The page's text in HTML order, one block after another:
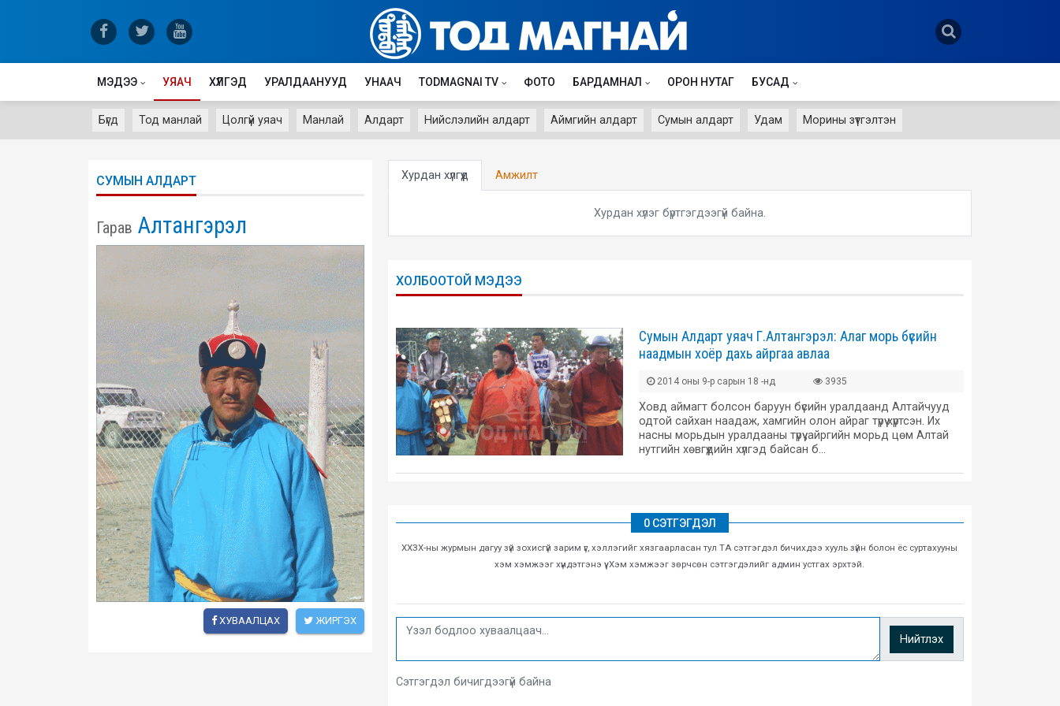
МЭДЭЭ УЯАЧ ХҮЛГЭД УРАЛДААНУУД УНААЧ TODMAGNAI TV ФОТО БАРДАМНАЛ ОРОН НУТАГ БУСАД
Бүгд Тод манлай Цолгүй уяач Манлай Алдарт Нийслэлийн алдарт Аймгийн алдарт Сумын алдарт Удам Морины зүтгэлтэн
СУМЫН АЛДАРТ
Гарав Алтангэрэл
ХУВААЛЦАХ ЖИРГЭХ
Хурдан хүлгүүд Амжилт
Хурдан хүлэг бүртгэгдээгүй байна.
ХОЛБООТОЙ МЭДЭЭ
Сумын Алдарт уяач Г.Алтангэрэл: Алаг морь бүсийн
наадмын хоёр дахь айргаа авлаа
2014 оны 9-р сарын 18 -нд 3935
Ховд аймагт болсон баруун бүсийн уралдаанд Алтайчууд
одтой сайхан наадаж, хамгийн олон айраг түрүү хүртсэн. Их
насны морьдын уралдааны түрүү ,айргийн морьд цөм Алтай
нутгийн хөвгүүдийн хүлгэд байсан б…
0 СЭТГЭГДЭЛ
ХХЗХ-ны журмын дагуу зүй зохисгүй зарим үг, хэллэгийг хязгаарласан тул ТА сэтгэгдэл бичихдээ хууль зүйн болон ёс суртахууны
хэм хэмжээг хүндэтгэнэ үү. Хэм хэмжээг зөрчсөн сэтгэгдэлийг админ устгах эрхтэй.
Нийтлэх
Сэтгэгдэл бичигдээгүй байна